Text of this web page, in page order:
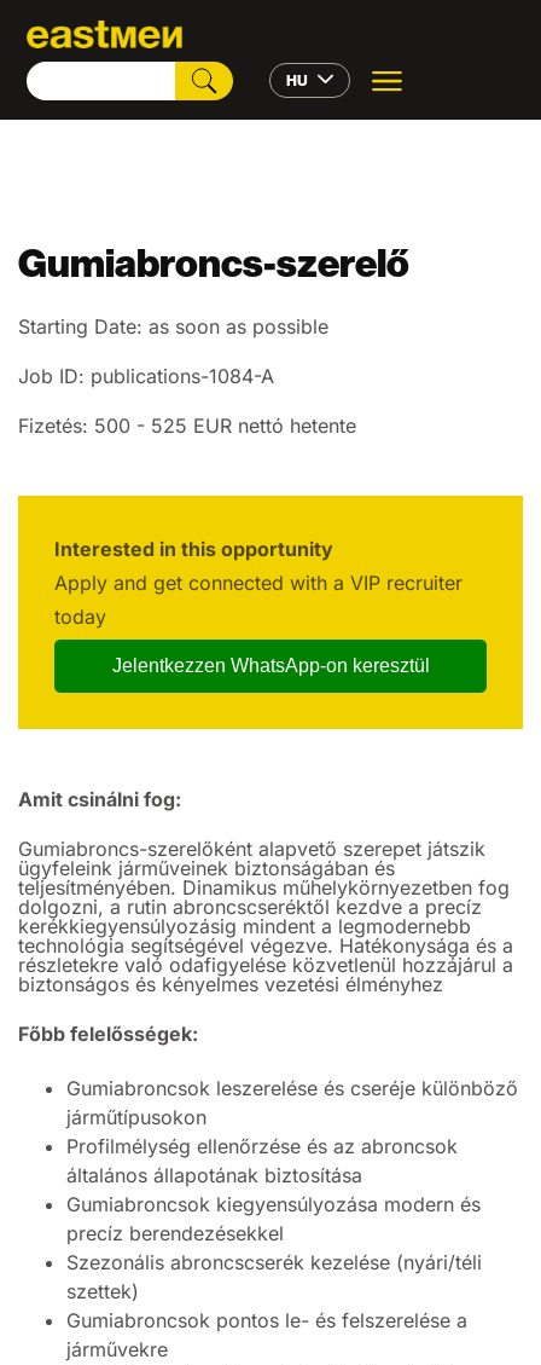
HU
Gumiabroncs-szerelő
Starting Date: as soon as possible
Job ID: publications-1084-A
Fizetés: 500 - 525 EUR nettó hetente
Interested in this opportunity
Apply and get connected with a VIP recruiter
today
Jelentkezzen WhatsApp-on keresztül
Amit csinálni fog:
Gumiabroncs-szerelőként alapvető szerepet játszik
ügyfeleink járműveinek biztonságában és
teljesítményében. Dinamikus műhelykörnyezetben fog
dolgozni, a rutin abroncscseréktől kezdve a precíz
kerékkiegyensúlyozásig mindent a legmodernebb
technológia segítségével végezve. Hatékonysága és a
részletekre való odafigyelése közvetlenül hozzájárul a
biztonságos és kényelmes vezetési élményhez
Főbb felelősségek:
Gumiabroncsok leszerelése és cseréje különböző
járműtípusokon
Profilmélység ellenőrzése és az abroncsok
általános állapotának biztosítása
Gumiabroncsok kiegyensúlyozása modern és
precíz berendezésekkel
Szezonális abroncscserék kezelése (nyári/téli
szettek)
Gumiabroncsok pontos le- és felszerelése a
járművekre